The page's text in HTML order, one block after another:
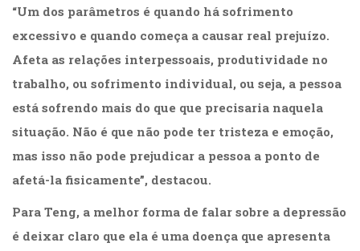
“Um dos parâmetros é quando há sofrimento
excessivo e quando começa a causar real prejuízo.
Afeta as relações interpessoais, produtividade no
trabalho, ou sofrimento individual, ou seja, a pessoa
está sofrendo mais do que que precisaria naquela
situação. Não é que não pode ter tristeza e emoção,
mas isso não pode prejudicar a pessoa a ponto de
afetá-la fisicamente”, destacou.
Para Teng, a melhor forma de falar sobre a depressão
é deixar claro que ela é uma doença que apresenta